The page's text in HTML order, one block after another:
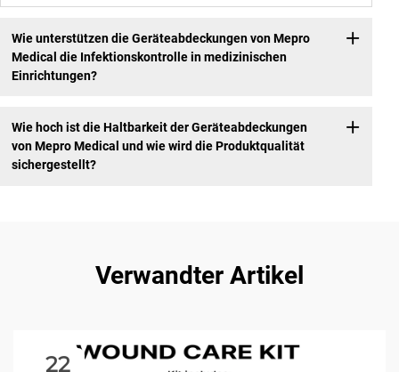
Wie unterstützen die Geräteabdeckungen von Mepro
Medical die Infektionskontrolle in medizinischen
Einrichtungen?
Wie hoch ist die Haltbarkeit der Geräteabdeckungen
von Mepro Medical und wie wird die Produktqualität
sichergestellt?
Verwandter Artikel
22